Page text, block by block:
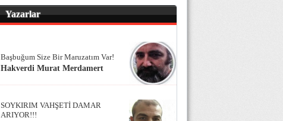
Yazarlar
Başbuğum Size Bir Maruzatım Var!
Hakverdi Murat Merdamert
SOYKIRIM VAHŞETİ DAMAR
ARIYOR!!!